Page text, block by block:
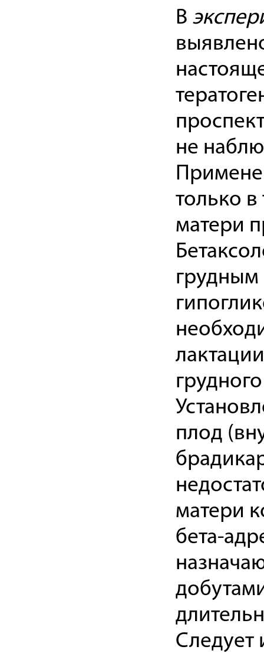
В
не
только в
матери
грудным
плод
матери
бета-
Следует